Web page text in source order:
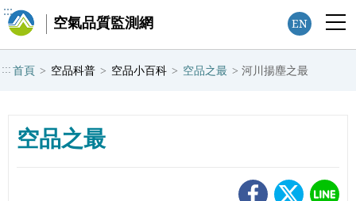
空氣品質監測網
:::
EN
::: 首頁 > 空品科普 > 空品小百科 > 空品之最 > 河川揚塵之最
空品之最